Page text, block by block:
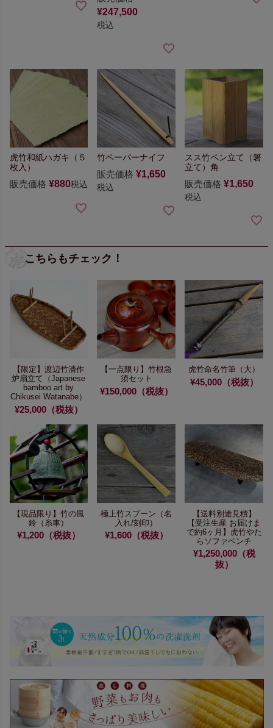
¥247,500
税込
虎竹和紙ハガキ（５
枚入）
販売価格 ¥880税込
竹ペーパーナイフ
販売価格 ¥1,650
税込
スス竹ペン立て（箸
立て）角
販売価格 ¥1,650
税込
こちらもチェック！
【限定】渡辺竹清作
炉扇立て （Japanese
bamboo art by
Chikusei Watanabe）
¥25,000（税抜）
【一点限り】竹根急
須セット
¥150,000（税抜）
虎竹命名竹筆（大）
¥45,000（税抜）
【現品限り】竹の風
鈴（糸車）
¥1,200（税抜）
極上竹スプーン （名
入れ/刻印）
¥1,600（税抜）
【送料別途見積】
【受注生産 お届けま
で約6ヶ月】
虎竹やた
らソファベンチ
¥1,250,000（税
抜）